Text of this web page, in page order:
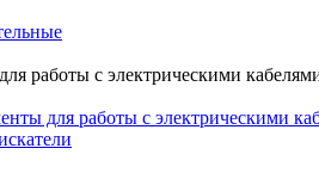
работы с электрическими
для работы с электрическими